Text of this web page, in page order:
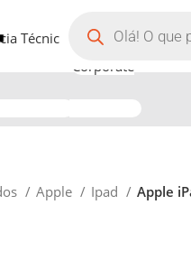
Técnica
Corporate
Apple Ipad Apple